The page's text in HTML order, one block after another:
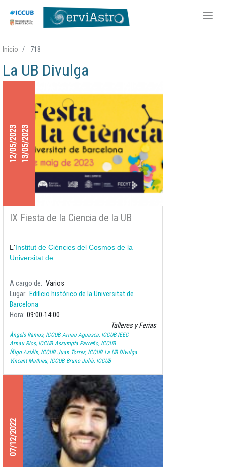
principal
Inicio 718
La UB Divulga
12/05/202313/05/2023
IX Fiesta de la Ciencia de la UB
L'Institut de Ciències del Cosmos de la
Universitat de
A cargo de
Varios
Lugar Edificio histórico de la Universitat de
Barcelona
Hora 09:00 14:00
Talleres y Ferias
Àngels Ramos, ICCUB Arnau Aguasca, ICCUB-IEEC
Arnau Ríos, ICCUB Assumpta Parreño, ICCUB
Íñigo Asiáin, ICCUB Juan Torres, ICCUB La UB Divulga
Vincent Mathieu, ICCUB Bruno Julià, ICCUB
07/12/2022